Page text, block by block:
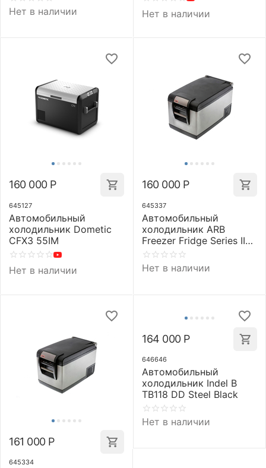
Нет в наличии Нет в наличии
160 000 Р
645127
Автомобильный
холодильник Dometic
CFX3 55IM
Нет в наличии
160 000 Р
645337
Автомобильный
холодильник ARB
Freezer Fridge Series II
78L
Нет в наличии
161 000 Р
645334
164 000 Р
646646
Автомобильный
холодильник Indel B
TB118 DD Steel Black
Нет в наличии